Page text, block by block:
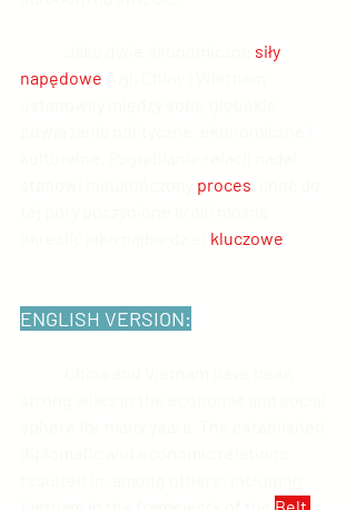
siły
napędowe
proces
kluczowe
ENGLISH VERSION: